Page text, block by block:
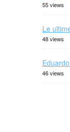
55 views
Le
48 views
46 views